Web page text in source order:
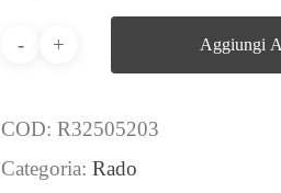
Aggiungi
COD:R32505203
Categoria:Rado